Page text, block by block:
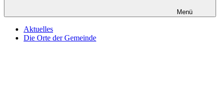
Menü
Aktuelles
Die Orte der Gemeinde